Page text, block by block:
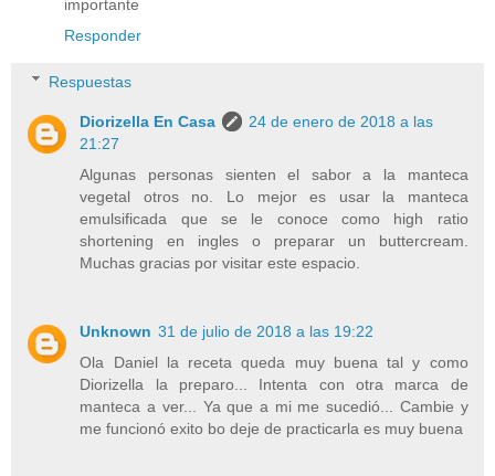
importante
Responder
Respuestas
Diorizella En Casa
24 de enero de 2018 a las
21:27
Algunas personas sienten el sabor a la manteca
vegetal otros no. Lo mejor es usar la manteca
emulsificada que se le conoce como high ratio
shortening en ingles o preparar un buttercream.
Muchas gracias por visitar este espacio.
Unknown 31 de julio de 2018 a las 19:22
Ola Daniel la receta queda muy buena tal y como
Diorizella la preparo... Intenta con otra marca de
manteca a ver... Ya que a mi me sucedió... Cambie y
me funcionó exito bo deje de practicarla es muy buena